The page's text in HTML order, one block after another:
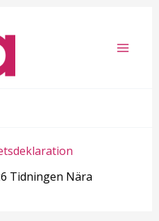
Tidningen Nära